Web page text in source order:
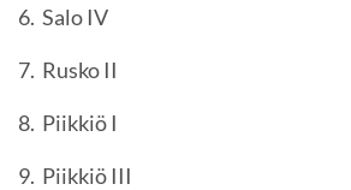
6. Salo IV
7. Rusko II
8. Piikkiö I
9. Piikkiö III